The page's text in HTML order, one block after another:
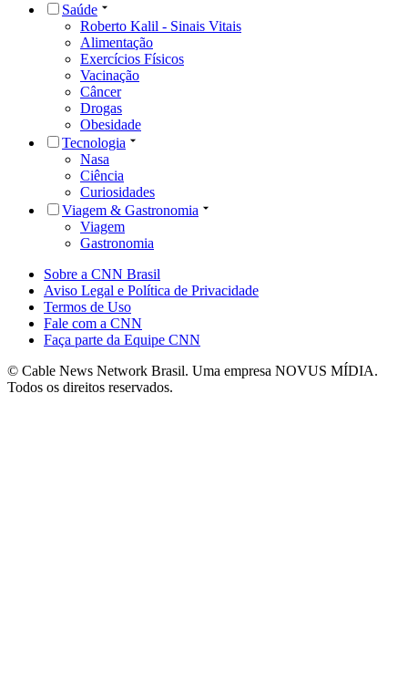
Saúde
Roberto Kalil - Sinais Vitais
Alimentação
Exercícios Físicos
Vacinação
Câncer
Drogas
Obesidade
Tecnologia
Nasa
Ciência
Curiosidades
Viagem & Gastronomia
Viagem
Gastronomia
Sobre a CNN Brasil
Aviso Legal e Política de Privacidade
Termos de Uso
Fale com a CNN
Faça parte da Equipe CNN
© Cable News Network Brasil. Uma empresa NOVUS MÍDIA.
Todos os direitos reservados.